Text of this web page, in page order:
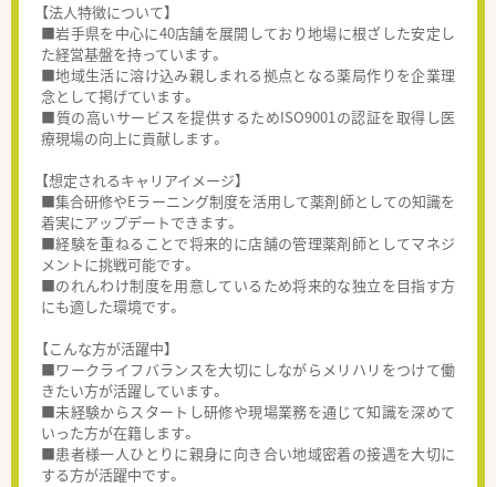
【法人特徴について】
■岩手県を中心に40店舗を展開しており地場に根ざした安定し
た経営基盤を持っています。
■地域生活に溶け込み親しまれる拠点となる薬局作りを企業理
念として掲げています。
■質の高いサービスを提供するためISO9001の認証を取得し医
療現場の向上に貢献します。
【想定されるキャリアイメージ】
■集合研修やEラーニング制度を活用して薬剤師としての知識を
着実にアップデートできます。
■経験を重ねることで将来的に店舗の管理薬剤師としてマネジ
メントに挑戦可能です。
■のれんわけ制度を用意しているため将来的な独立を目指す方
にも適した環境です。
【こんな方が活躍中】
■ワークライフバランスを大切にしながらメリハリをつけて働
きたい方が活躍しています。
■未経験からスタートし研修や現場業務を通じて知識を深めて
いった方が在籍します。
■患者様一人ひとりに親身に向き合い地域密着の接遇を大切に
する方が活躍中です。